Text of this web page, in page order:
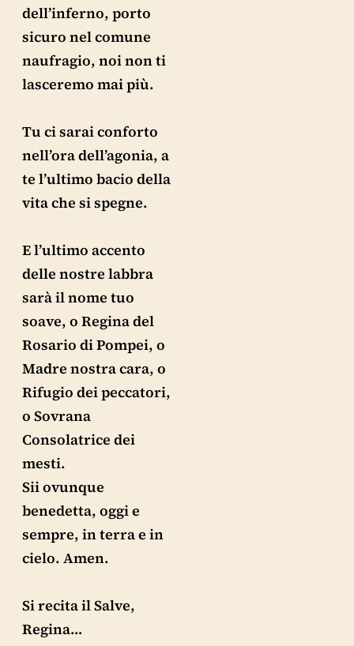
dell’inferno, porto
sicuro nel comune
naufragio, noi non ti
lasceremo mai più.
Tu ci sarai conforto
nell’ora dell’agonia, a
te l’ultimo bacio della
vita che si spegne.
E l’ultimo accento
delle nostre labbra
sarà il nome tuo
soave, o Regina del
Rosario di Pompei, o
Madre nostra cara, o
Rifugio dei peccatori,
o Sovrana
Consolatrice dei
mesti.
Sii ovunque
benedetta, oggi e
sempre, in terra e in
cielo. Amen.
Si recita il Salve,
Regina…